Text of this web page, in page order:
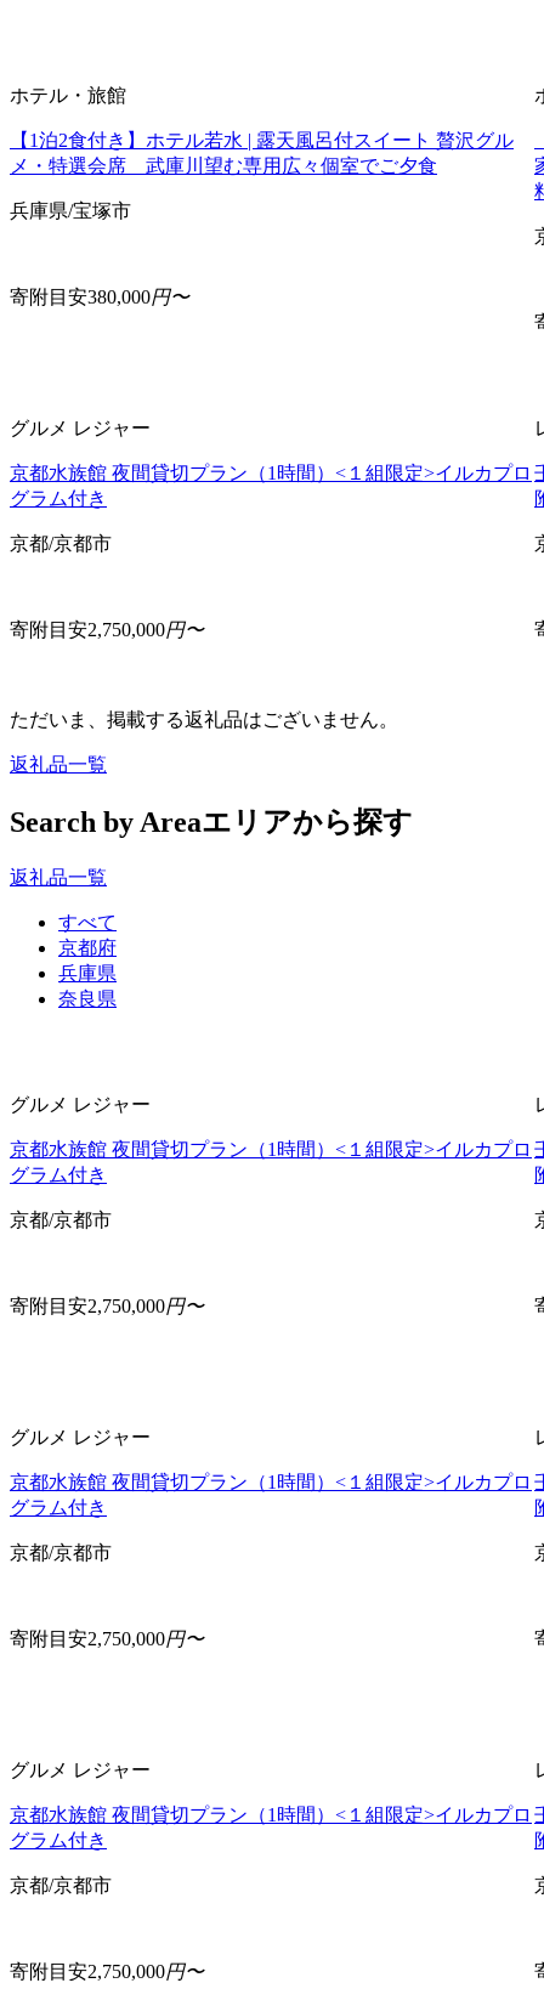
ホテル・旅館
【1泊2食付き】ホテル若水 | 露天風呂付スイート 贅沢グル
メ・特選会席 武庫川望む専用広々個室でご夕食
兵庫県/宝塚市
寄附目安380,000円〜
グルメ レジャー
京都水族館 夜間貸切プラン（1時間）<１組限定>イルカプロ
グラム付き
京都/京都市
寄附目安2,750,000円〜
ただいま、掲載する返礼品はございません。
返礼品一覧
Search by Areaエリアから探す
返礼品一覧
すべて
京都府
兵庫県
奈良県
グルメ レジャー
京都水族館 夜間貸切プラン（1時間）<１組限定>イルカプロ
グラム付き
京都/京都市
寄附目安2,750,000円〜
グルメ レジャー
京都水族館 夜間貸切プラン（1時間）<１組限定>イルカプロ
グラム付き
京都/京都市
寄附目安2,750,000円〜
グルメ レジャー
京都水族館 夜間貸切プラン（1時間）<１組限定>イルカプロ
グラム付き
京都/京都市
寄附目安2,750,000円〜